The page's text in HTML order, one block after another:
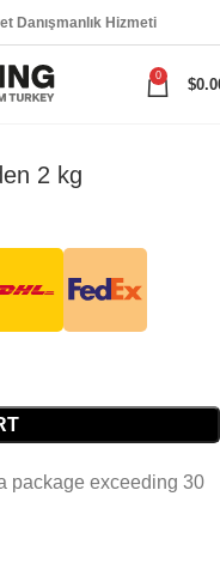
Danışmanlık Hizmeti
0
$
2 kg
package exceeding 30